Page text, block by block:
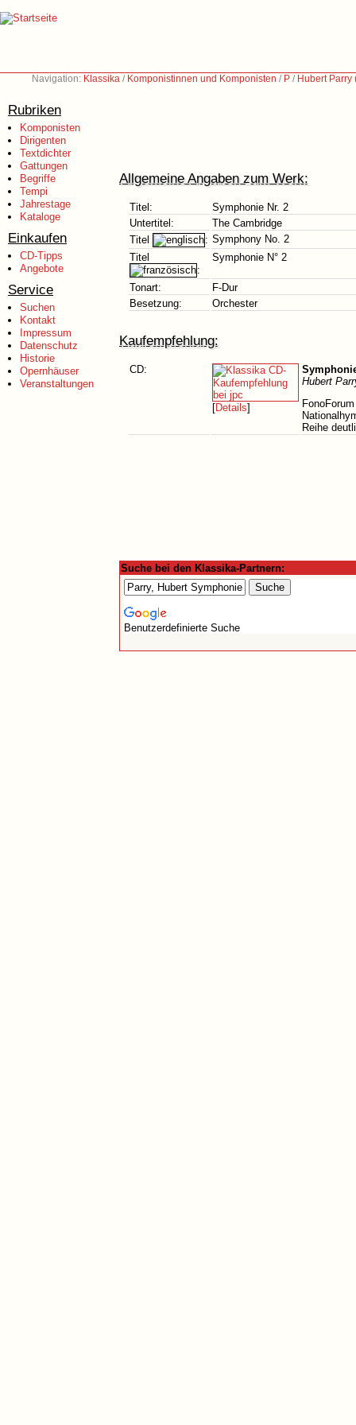
Navigation: Klassika / Komponistinnen und Komponisten / P / Hubert
Rubriken
Komponisten
Dirigenten
Textdichter
Gattungen
Begriffe
Tempi
Jahrestage
Kataloge
Einkaufen
CD-Tipps
Angebote
Service
Suchen
Kontakt
Impressum
Datenschutz
Historie
Opernhäuser
Veranstaltungen
Allgemeine Angaben zum Werk:
Titel:
Symphonie Nr. 2
Untertitel:
The Cambridge
Titel
: Symphony No. 2
Titel
:
Symphonie N° 2
Tonart:
F-Dur
Besetzung:
Orchester
Kaufempfehlung:
CD:
[Details]
Hubert
Reihe
Suche bei den Klassika-Partnern:
Benutzerdefinierte Suche